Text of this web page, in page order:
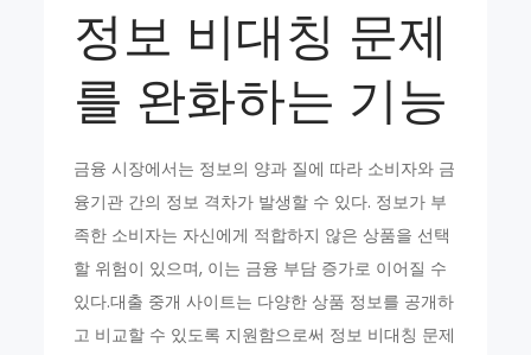
정보 비대칭 문제
를 완화하는 기능
금융 시장에서는 정보의 양과 질에 따라 소비자와 금
융기관 간의 정보 격차가 발생할 수 있다. 정보가 부
족한 소비자는 자신에게 적합하지 않은 상품을 선택
할 위험이 있으며, 이는 금융 부담 증가로 이어질 수
있다.대출 중개 사이트는 다양한 상품 정보를 공개하
고 비교할 수 있도록 지원함으로써 정보 비대칭 문제